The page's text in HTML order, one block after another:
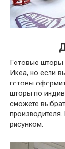
Готовые шторы
Икеа, но если
готовы
шторы по
сможете
рисунком.